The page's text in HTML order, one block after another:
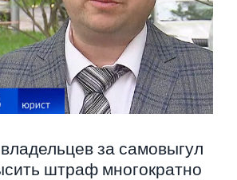
за самовыгул
штраф многократно